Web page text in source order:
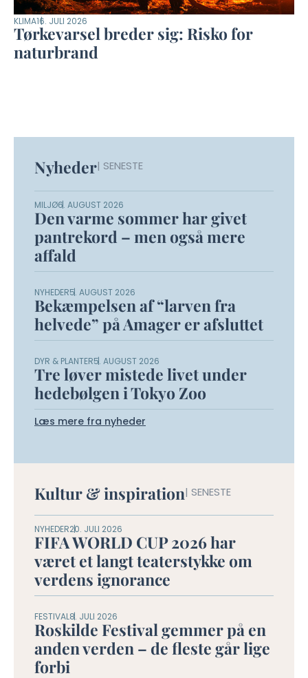
KLIMA16. JULI 2026
Tørkevarsel breder sig: Risko for
naturbrand
Nyheder| SENESTE
MILJØ6. AUGUST 2026
Den varme sommer har givet
pantrekord – men også mere
affald
NYHEDER5. AUGUST 2026
Bekæmpelsen af “larven fra
helvede” på Amager er afsluttet
DYR & PLANTER5. AUGUST 2026
Tre løver mistede livet under
hedebølgen i Tokyo Zoo
Læs mere fra nyheder
Kultur & inspiration| SENESTE
NYHEDER20. JULI 2026
FIFA WORLD CUP 2026 har
været et langt teaterstykke om
verdens ignorance
FESTIVAL8. JULI 2026
Roskilde Festival gemmer på en
anden verden – de fleste går lige
forbi